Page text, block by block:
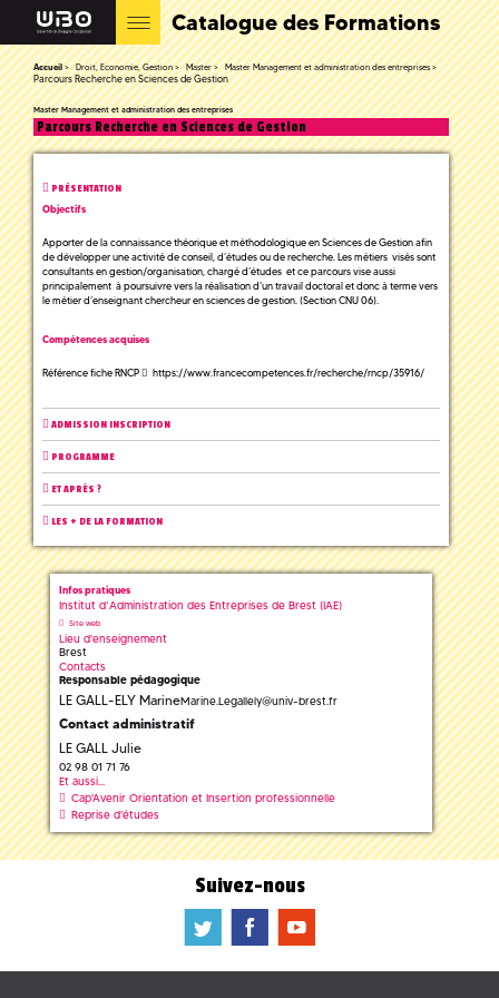
Catalogue des Formations
Accueil Droit, Economie, Gestion Master Master Management et administration des entreprises
Parcours Recherche en Sciences de Gestion
Master Management et administration des entreprises
Parcours Recherche en Sciences de Gestion
PRÉSENTATION
Objectifs
Apporter de la connaissance théorique et méthodologique en Sciences de Gestion afin
de développer une activité de conseil, d’études ou de recherche. Les métiers visés sont
consultants en gestion/organisation, chargé d’études et ce parcours vise aussi
principalement à poursuivre vers la réalisation d’un travail doctoral et donc à terme vers
le métier d’enseignant chercheur en sciences de gestion. (Section CNU 06).
Compétences acquises
Référence fiche RNCP https://www.francecompetences.fr/recherche/rncp/35916/
ADMISSION INSCRIPTION
PROGRAMME
ET APRÈS ?
LES + DE LA FORMATION
Infos pratiques
Institut d’Administration des Entreprises de Brest (IAE)
Site web
Lieu d'enseignement
Brest
Contacts
Responsable pédagogique
LE GALL-ELY MarineMarine.Legallely@univ-brest.fr
Contact administratif
LE GALL Julie
02 98 01 71 76
Et aussi...
Cap'Avenir Orientation et Insertion professionnelle
Reprise d'études
Suivez-nous
a b f